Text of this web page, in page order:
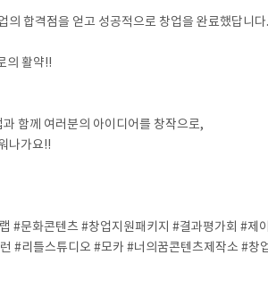
의 합격점을 얻고 성공적으로 창업을 완료했답니다.
의 활약!!
함께 여러분의 아이디어를 창작으로,
나가요!!
#문화콘텐츠 #창업지원패키지 #결과평가회 #제
#리틀스튜디오 #모카 #너의꿈콘텐츠제작소 #창